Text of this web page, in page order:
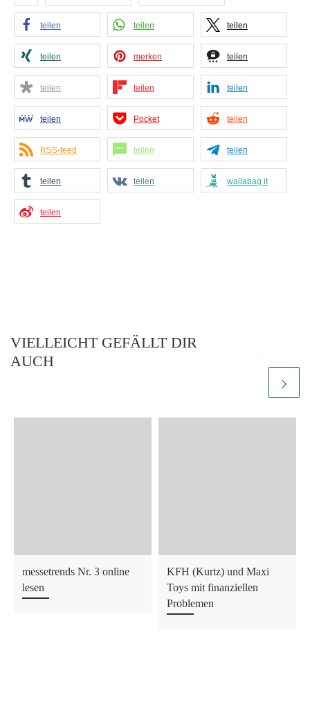
teilen teilen teilen
teilen merken teilen
teilen teilen teilen
teilen Pocket teilen
RSS-feed teilen teilen
teilen teilen wallabag it
teilen
VIELLEICHT GEFÄLLT DIR
AUCH
messetrends Nr. 3 online
lesen
KFH (Kurtz) und Maxi
Toys mit finanziellen
Problemen